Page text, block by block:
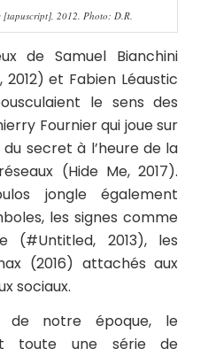
[tapuscript], 2012. Photo: D.R.
de Samuel Bianchini
et Fabien Léaustic
le sens des
Fournier qui joue sur
secret à l’heure de la
(Hide Me, 2017).
jongle également
les signes comme
(#Untitled, 2013), les
(2016) attachés aux
sociaux.
de notre époque, le
toute une série de